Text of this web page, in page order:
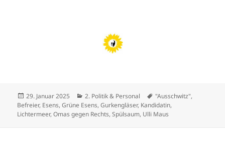
Veröffentlicht
am
29. Januar 2025 Kategorien
2. Politik & Personal Schlagwörter
"Ausschwitz",
Befreier, Esens,Grüne Esens,Gurkengläser, Kandidatin,
Lichtermeer,Omas gegen Rechts,Spülsaum, Ulli Maus